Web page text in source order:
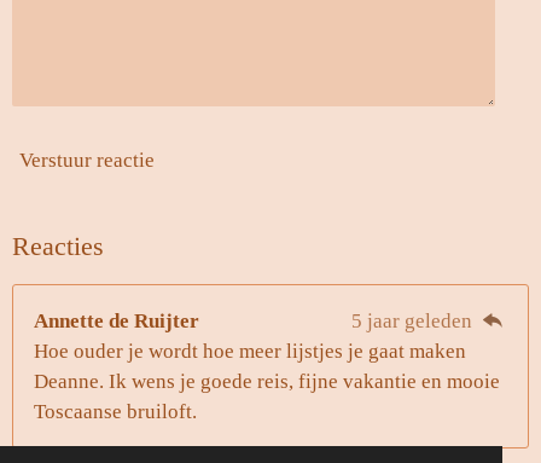
Verstuur reactie
Reacties
Annette de Ruijter
5 jaar geleden
Hoe ouder je wordt hoe meer lijstjes je gaat maken
Deanne. Ik wens je goede reis, fijne vakantie en mooie
Toscaanse bruiloft.